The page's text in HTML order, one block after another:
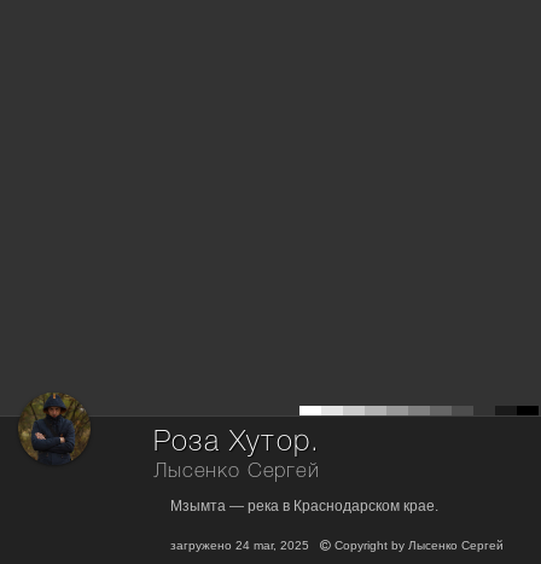
Роза Хутор.
Лысенко Сергей
Мзымта — река в Краснодарском крае.
загружено 24 mar, 2025 Copyright by Лысенко Сергей